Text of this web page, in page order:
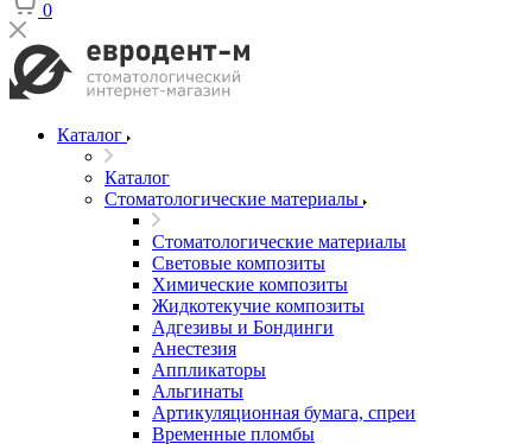
0
Каталог
Каталог
Стоматологические материалы
Стоматологические материалы
Световые композиты
Химические композиты
Жидкотекучие композиты
Адгезивы и Бондинги
Анестезия
Аппликаторы
Альгинаты
Артикуляционная бумага, спреи
Временные пломбы